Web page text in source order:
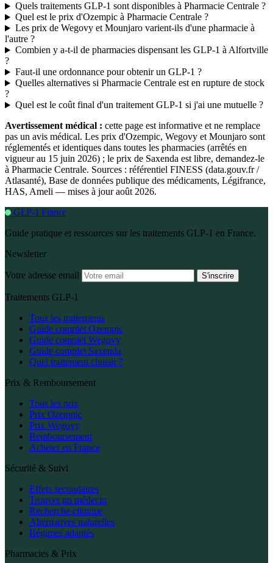
Quels traitements GLP-1 sont disponibles à Pharmacie Centrale ?
Quel est le prix d'Ozempic à Pharmacie Centrale ?
Les prix de Wegovy et Mounjaro varient-ils d'une pharmacie à
l'autre ?
Combien y a-t-il de pharmacies dispensant les GLP-1 à Alfortville
?
Faut-il une ordonnance pour obtenir un GLP-1 ?
Quelles alternatives si Pharmacie Centrale est en rupture de stock
?
Quel est le coût final d'un traitement GLP-1 si j'ai une mutuelle ?
Avertissement médical : cette page est informative et ne remplace
pas un avis médical. Les prix d'Ozempic, Wegovy et Mounjaro sont
réglementés et identiques dans toutes les pharmacies (arrêtés en
vigueur au 15 juin 2026) ; le prix de Saxenda est libre, demandez-le
à Pharmacie Centrale. Sources : référentiel FINESS (data.gouv.fr /
Atlasanté), Base de données publique des médicaments, Légifrance,
HAS, Ameli — mises à jour août 2026.
GLP-1 France
Guide pratique et ressources sur les traitements GLP-1 en France.
Newsletter
Votre adresse email S'inscrire
Traitements GLP-1
Tous les traitements
Guide complet Ozempic
Guide complet Wegovy
Guide complet Saxenda
Quel traitement choisir ?
Prix & Remboursement
Tous les prix
Prix Ozempic
Prix Wegovy
Remboursement
Acheter en France
Sécurité & Suivi
Effets secondaires
Trouver un médecin
Recherche clinique
Alternatives naturelles
Régimes adaptés
Pharmacies & Prix